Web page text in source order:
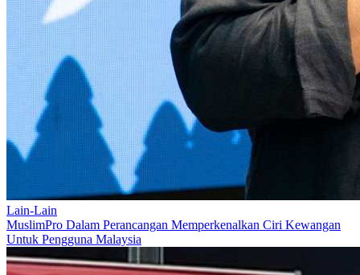
Lain-Lain
MuslimPro Dalam Perancangan Memperkenalkan Ciri Kewangan
Untuk Pengguna Malaysia